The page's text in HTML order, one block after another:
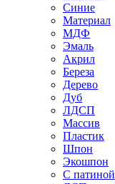
Синие
Материал
МДФ
Эмаль
Акрил
Береза
Дерево
Дуб
ЛДСП
Массив
Пластик
Шпон
Экошпон
С патиной